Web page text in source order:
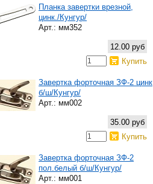
Планка завертки врезной,
цинк./Кунгур/
Арт.: мм352
12.00 руб
Купить
Завертка форточная ЗФ-2 цинк
б/ш/Кунгур/
Арт.: мм002
35.00 руб
Купить
Завертка форточная ЗФ-2
пол.белый б/ш/Кунгур/
Арт.: мм001